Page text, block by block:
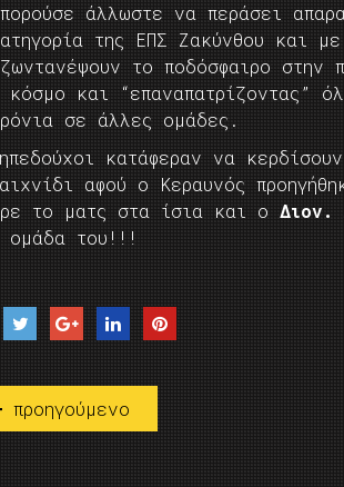
άλλωστε να περάσει
της ΕΠΣ Ζακύνθου και
το ποδόσφαιρο στην
κόσμο και “επαναπατρίζοντας”
σε άλλες ομάδες.
κατάφεραν να
αφού ο Κεραυνός
το ματς στα ίσια και ο Διον.
ομάδα του!!!
προηγούμενο